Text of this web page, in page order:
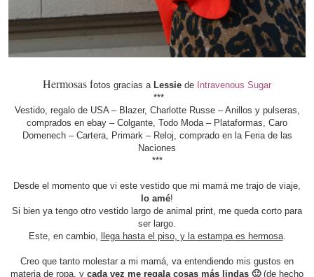
Hermosas fotos gracias a Lessie de Intravenous Sugar
***
Vestido, regalo de USA – Blazer, Charlotte Russe – Anillos y pulseras,
comprados en ebay – Colgante, Todo Moda – Plataformas, Caro
Domenech – Cartera, Primark – Reloj, comprado en la Feria de las
Naciones
***
Desde el momento que vi este vestido que mi mamá me trajo de viaje,
lo amé!
Si bien ya tengo otro vestido largo de animal print, me queda corto para
ser largo.
Este, en cambio,
llega hasta el piso, y la estampa es hermosa.
Creo que tanto molestar a mi mamá, va entendiendo mis gustos en
materia de ropa, y cada vez me regala cosas más lindas 🙂(de hecho